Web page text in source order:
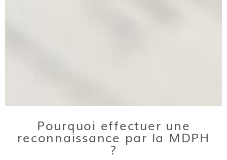
Pourquoi effectuer une
reconnaissance par la MDPH
?